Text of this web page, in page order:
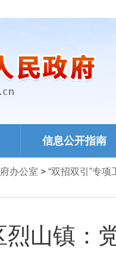
信息公开指南
办公室 > “双招双引”专项
烈山镇：